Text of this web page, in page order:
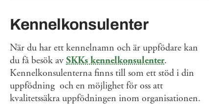
Kennelkonsulenter
När du har ett kennelnamn och är uppfödare kan
du få besök av SKKs kennelkonsulenter.
Kennelkonsulenterna finns till som ett stöd i din
uppfödning och en möjlighet för oss att
kvalitetssäkra uppfödningen inom organisationen.